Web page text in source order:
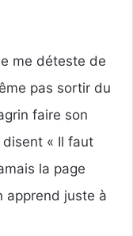
me déteste de
pas sortir du
faire son
« Il faut
la page
apprend juste à